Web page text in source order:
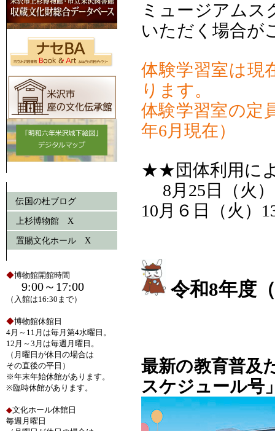
伝国の杜ブログ
上杉博物館 X
置賜文化ホール X
◆博物館開館時間
9:00～17:00
（入館は16:30まで）
◆博物館休館日
4月～11月は毎月第4水曜日。
12月～3月は毎週月曜日。
（月曜日が休日の場合は
その直後の平日）
※年末年始休館があります。
※臨時休館があります。
◆文化ホール休館日
毎週月曜日
ミュージアムス
いただく場合が
体験学習室は現
ります。
体験学習室の定
年6月現在）
★★団体利用に
8月25日（火）
10月６日（火）
令和8年度
最新の教育普及
スケジュール号